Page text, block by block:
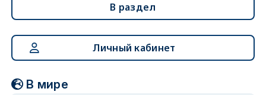
В раздел
Личный кабинет
В мире